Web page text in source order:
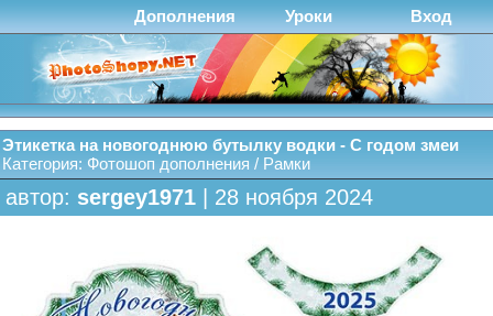
Дополнения Уроки Вход
Этикетка на новогоднюю бутылку водки - С годом змеи
Категория: Фотошоп дополнения / Рамки
автор: sergey1971 | 28 ноября 2024